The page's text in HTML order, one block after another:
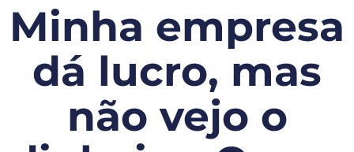
Minha empresa
dá lucro, mas
não vejo o